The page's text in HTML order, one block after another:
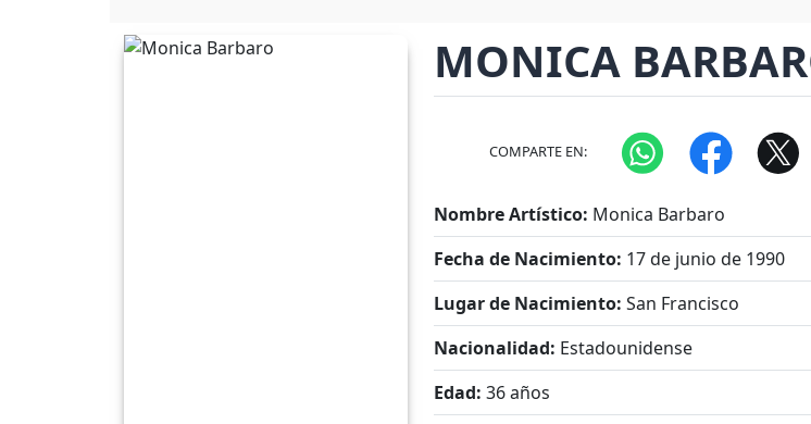
MONICA
COMPARTE EN:
Nombre Artístico: Monica Barbaro
Fecha de Nacimiento: 17 de junio de 1990
Lugar de Nacimiento: San Francisco
Nacionalidad: Estadounidense
Edad: 36 años